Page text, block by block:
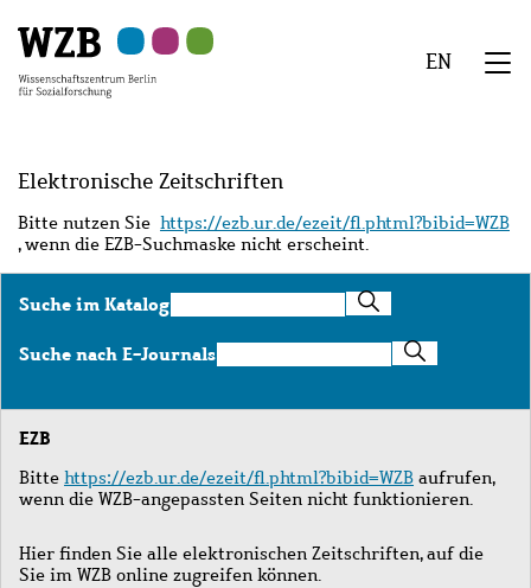
Hauptinhalt
springen
Navigation
springen
Suche
springen
Sekundärnavigation
springen
Fußzeile
springen
EN
Elektronische Zeitschriften
Bitte nutzen Sie https://ezb.ur.de/ezeit/fl.phtml?bibid=WZB
, wenn die EZB-Suchmaske nicht erscheint.
Suche im KatalogSuche
im
Katalog
Suche nach E-JournalsSuche
nach
Journals
EZB
Bitte https://ezb.ur.de/ezeit/fl.phtml?bibid=WZB aufrufen,
wenn die WZB-angepassten Seiten nicht funktionieren.
Hier finden Sie alle elektronischen Zeitschriften, auf die
Sie im WZB online zugreifen können.